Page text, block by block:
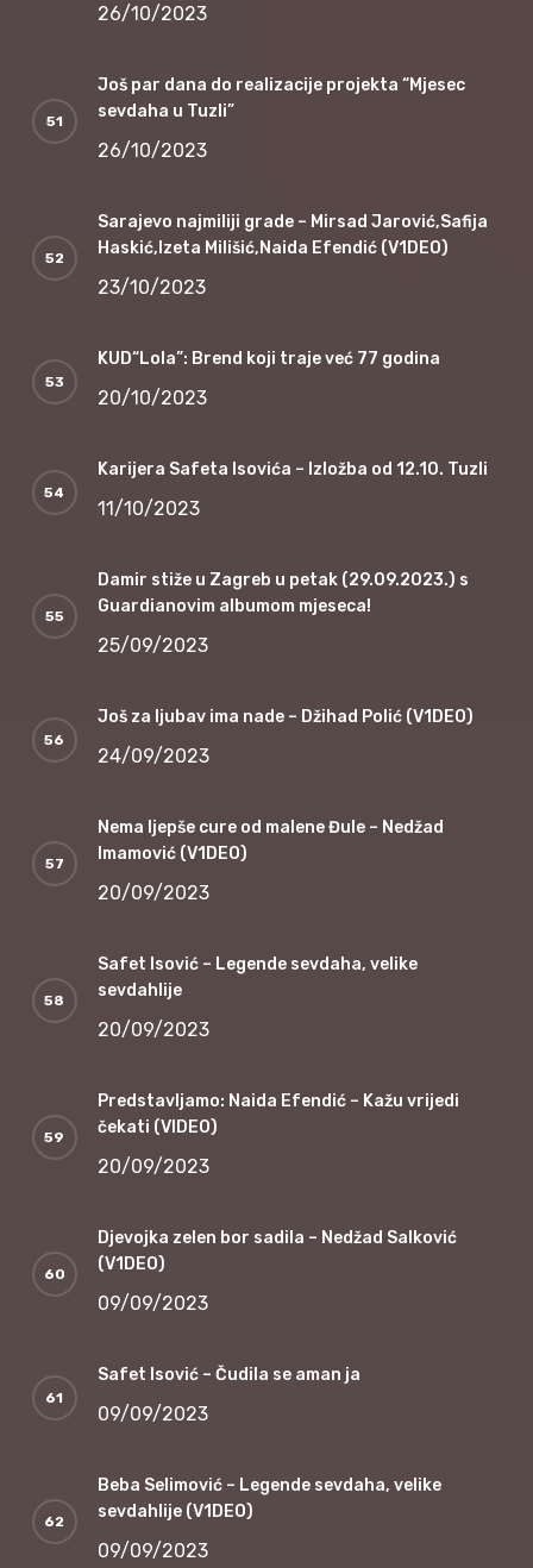
26/10/2023
Još par dana do realizacije projekta “Mjesec
sevdaha u Tuzli”
26/10/2023
Sarajevo najmiliji grade – Mirsad Jarović,Safija
Haskić,Izeta Milišić,Naida Efendić (V1DEO)
23/10/2023
KUD“Lola”: Brend koji traje već 77 godina
20/10/2023
Karijera Safeta Isovića – Izložba od 12.10. Tuzli
11/10/2023
Damir stiže u Zagreb u petak (29.09.2023.) s
Guardianovim albumom mjeseca!
25/09/2023
Još za ljubav ima nade – Džihad Polić (V1DEO)
24/09/2023
Nema ljepše cure od malene Đule – Nedžad
Imamović (V1DEO)
20/09/2023
Safet Isović – Legende sevdaha, velike
sevdahlije
20/09/2023
Predstavljamo: Naida Efendić – Kažu vrijedi
čekati (VIDEO)
20/09/2023
Djevojka zelen bor sadila – Nedžad Salković
(V1DEO)
09/09/2023
Safet Isović – Čudila se aman ja
09/09/2023
Beba Selimović – Legende sevdaha, velike
sevdahlije (V1DEO)
09/09/2023